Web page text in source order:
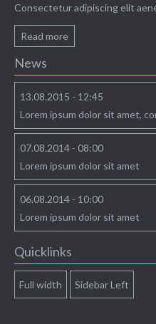
Consectetur adipiscing elit
Read more
News
13.08.2015 - 12:45
Lorem ipsum dolor sit amet,
07.08.2014 - 08:00
Lorem ipsum dolor sit amet
06.08.2014 - 10:00
Lorem ipsum dolor sit amet
Quicklinks
Full width Sidebar Left